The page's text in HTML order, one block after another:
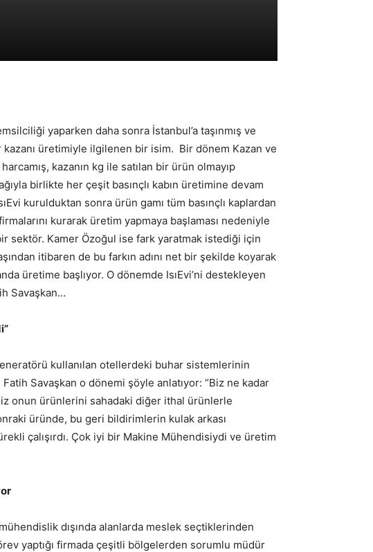
yaparken daha sonra İstanbul’a taşınmış ve
kazanı üretimiyle ilgilenen bir isim. Bir dönem Kazan ve
kazanın kg ile satılan bir ürün olmayıp
birlikte her çeşit basınçlı kabın üretimine devam
kurulduktan sonra ürün gamı tüm basınçlı kaplardan
kurarak üretim yapmaya başlaması nedeniyle
sektör. Kamer Özoğul ise fark yaratmak istediği için
itibaren de bu farkın adını net bir şekilde koyarak
üretime başlıyor. O dönemde IsıEvi’ni destekleyen
Savaşkan…
kullanılan otellerdeki buhar sistemlerinin
Savaşkan o dönemi şöyle anlatıyor: “Biz ne kadar
onun ürünlerini sahadaki diğer ithal ürünlerle
üründe, bu geri bildirimlerin kulak arkası
çalışırdı. Çok iyi bir Makine Mühendisiydi ve üretim
dışında alanlarda meslek seçtiklerinden
yaptığı firmada çeşitli bölgelerden sorumlu müdür